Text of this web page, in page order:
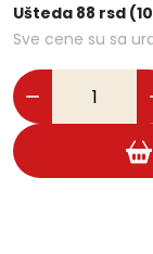
Ušteda 88 rsd
Sve cene su sa